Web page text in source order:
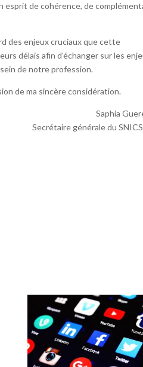
esprit de cohérence, de
des enjeux cruciaux que cette
délais afin d’échanger sur les
de notre profession.
de ma sincère considération.
Saphia
Secrétaire générale du